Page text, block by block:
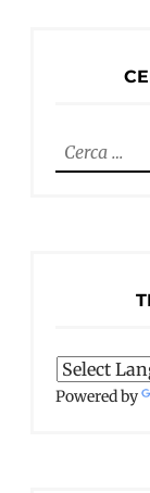
Ricerca
per:
Powered by